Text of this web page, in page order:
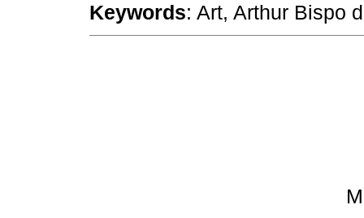
Keywords: Art, Arthur Bispo